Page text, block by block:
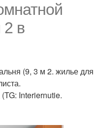
2 в
(9, 3 м 2. жилье для
Interiernutie.